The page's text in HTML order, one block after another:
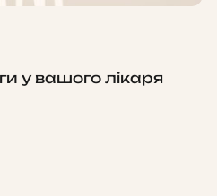
у вашого лікаря